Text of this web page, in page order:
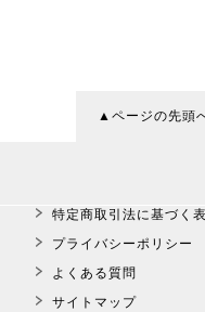
▲ページの先頭
特定商取引法に基づく
プライバシーポリシー
よくある質問
サイトマップ